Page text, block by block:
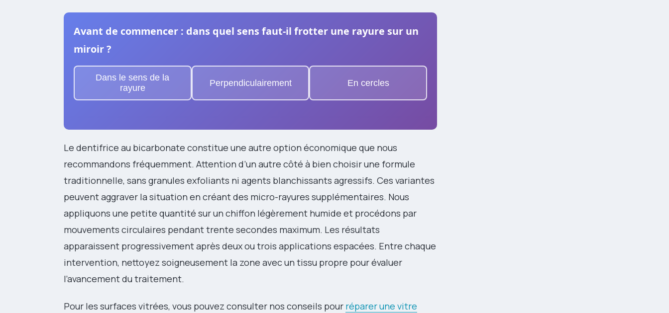
Avant de commencer : dans quel sens faut-il frotter une rayure sur un
miroir ?
Dans le sens de la
rayure
Perpendiculairement En cercles
Le dentifrice au bicarbonate constitue une autre option économique que nous
recommandons fréquemment. Attention d’un autre côté à bien choisir une formule
traditionnelle, sans granules exfoliants ni agents blanchissants agressifs. Ces variantes
peuvent aggraver la situation en créant des micro-rayures supplémentaires. Nous
appliquons une petite quantité sur un chiffon légèrement humide et procédons par
mouvements circulaires pendant trente secondes maximum. Les résultats
apparaissent progressivement après deux ou trois applications espacées. Entre chaque
intervention, nettoyez soigneusement la zone avec un tissu propre pour évaluer
l’avancement du traitement.
Pour les surfaces vitrées, vous pouvez consulter nos conseils pour réparer une vitre